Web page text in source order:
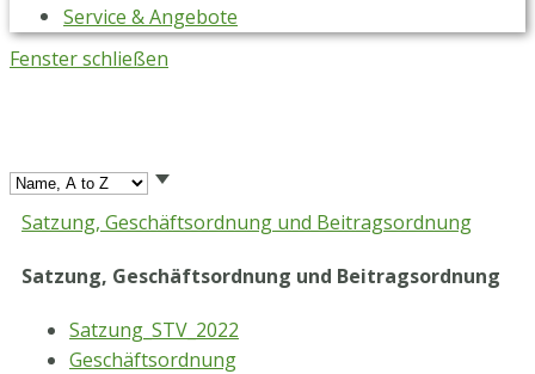
Service & Angebote
Fenster schließen
Satzung, Geschäftsordnung und Beitragsordnung
Satzung, Geschäftsordnung und Beitragsordnung
Satzung_STV_2022
Geschäftsordnung